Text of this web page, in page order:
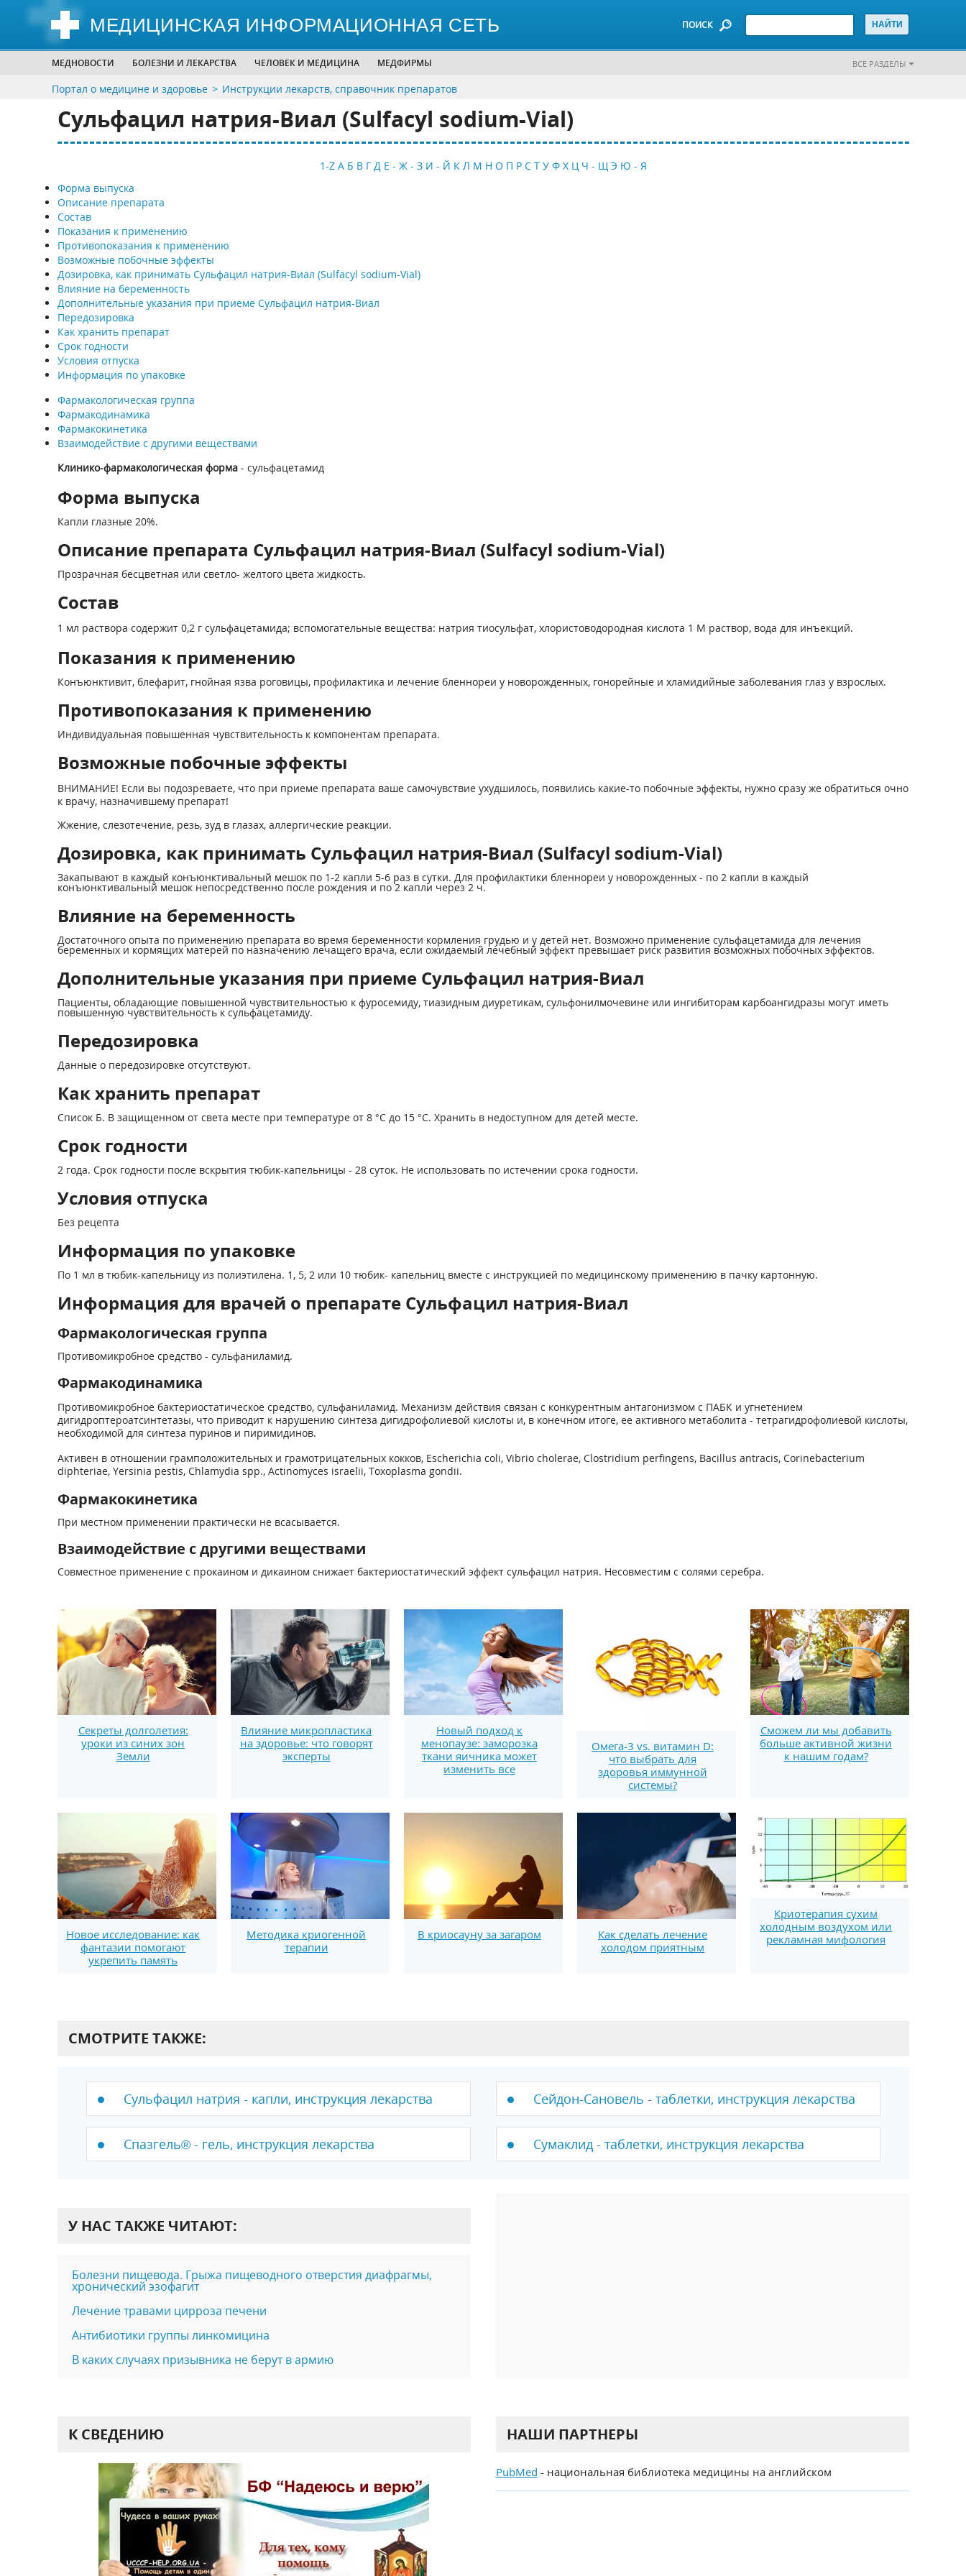
МЕДИЦИНСКАЯ ИНФОРМАЦИОННАЯ СЕТЬ ПОИСК
МЕДНОВОСТИ БОЛЕЗНИ И ЛЕКАРСТВА ЧЕЛОВЕК И МЕДИЦИНА МЕДФИРМЫ ВСЕ РАЗДЕЛЫ
Портал о медицине и здоровье Инструкции лекарств, справочник препаратов
Сульфацил натрия-Виал (Sulfacyl sodium-Vial)
1-Z А Б В Г Д Е - Ж - З И - Й К Л М Н О П Р С Т У Ф Х Ц Ч - Щ Э Ю - Я
Форма выпуска
Описание препарата
Состав
Показания к применению
Противопоказания к применению
Возможные побочные эффекты
Дозировка, как принимать Сульфацил натрия-Виал (Sulfacyl sodium-Vial)
Влияние на беременность
Дополнительные указания при приеме Сульфацил натрия-Виал
Передозировка
Как хранить препарат
Срок годности
Условия отпуска
Информация по упаковке
Фармакологическая группа
Фармакодинамика
Фармакокинетика
Взаимодействие с другими веществами
Клинико-фармакологическая форма- сульфацетамид
Форма выпуска
Капли глазные 20%.
Описание препарата Сульфацил натрия-Виал (Sulfacyl sodium-Vial)
Прозрачная бесцветная или светло- желтого цвета жидкость.
Состав
1 мл раствора содержит 0,2 г сульфацетамида; вспомогательные вещества: натрия тиосульфат, хлористоводородная кислота 1 М раствор, вода для инъекций.
Показания к применению
Конъюнктивит, блефарит, гнойная язва роговицы, профилактика и лечение бленнореи у новорожденных, гонорейные и хламидийные заболевания глаз у взрослых.
Противопоказания к применению
Индивидуальная повышенная чувствительность к компонентам препарата.
Возможные побочные эффекты
ВНИМАНИЕ! Если вы подозреваете, что при приеме препарата ваше самочувствие ухудшилось, появились какие-то побочные эффекты, нужно сразу же обратиться очно
к врачу, назначившему препарат!
Жжение, слезотечение, резь, зуд в глазах, аллергические реакции.
Дозировка, как принимать Сульфацил натрия-Виал (Sulfacyl sodium-Vial)
Закапывают в каждый конъюнктивальный мешок по 1-2 капли 5-6 раз в сутки. Для профилактики бленнореи у новорожденных - по 2 капли в каждый
конъюнктивальный мешок непосредственно после рождения и по 2 капли через 2 ч.
Влияние на беременность
Достаточного опыта по применению препарата во время беременности кормления грудью и у детей нет. Возможно применение сульфацетамида для лечения
беременных и кормящих матерей по назначению лечащего врача, если ожидаемый лечебный эффект превышает риск развития возможных побочных эффектов.
Дополнительные указания при приеме Сульфацил натрия-Виал
Пациенты, обладающие повышенной чувствительностью к фуросемиду, тиазидным диуретикам, сульфонилмочевине или ингибиторам карбоангидразы могут иметь
повышенную чувствительность к сульфацетамиду.
Передозировка
Данные о передозировке отсутствуют.
Как хранить препарат
Список Б. В защищенном от света месте при температуре от 8 °С до 15 °С. Хранить в недоступном для детей месте.
Срок годности
2 года. Срок годности после вскрытия тюбик-капельницы - 28 суток. Не использовать по истечении срока годности.
Условия отпуска
Без рецепта
Информация по упаковке
По 1 мл в тюбик-капельницу из полиэтилена. 1, 5, 2 или 10 тюбик- капельниц вместе с инструкцией по медицинскому применению в пачку картонную.
Информация для врачей о препарате Сульфацил натрия-Виал
Фармакологическая группа
Противомикробное средство - сульфаниламид.
Фармакодинамика
Противомикробное бактериостатическое средство, сульфаниламид. Механизм действия связан с конкурентным антагонизмом с ПАБК и угнетением
дигидроптероатсинтетазы, что приводит к нарушению синтеза дигидрофолиевой кислоты и, в конечном итоге, ее активного метаболита - тетрагидрофолиевой кислоты,
необходимой для синтеза пуринов и пиримидинов.
Активен в отношении грамположительных и грамотрицательных кокков, Escherichia coli, Vibrio cholerae, Clostridium perfingens, Bacillus antracis, Corinebacterium
diphteriae, Yersinia pestis, Chlamydia spp., Actinomyces israelii, Toxoplasma gondii.
Фармакокинетика
При местном применении практически не всасывается.
Взаимодействие с другими веществами
Совместное применение с прокаином и дикаином снижает бактериостатический эффект сульфацил натрия. Несовместим с солями серебра.
Секреты долголетия:
уроки из синих зон
Земли
Влияние микропластика
на здоровье: что говорят
эксперты
Новый подход к
менопаузе: заморозка
ткани яичника может
изменить все
Омега-3 vs. витамин D:
что выбрать для
здоровья иммунной
системы?
Сможем ли мы добавить
больше активной жизни
к нашим годам?
Новое исследование: как
фантазии помогают
укрепить память
Методика криогенной
терапии
В криосауну за загаром
Как сделать лечение
холодом приятным
Криотерапия сухим
холодным воздухом или
рекламная мифология
СМОТРИТЕ ТАКЖЕ:
Сульфацил натрия - капли, инструкция лекарства Сейдон-Сановель - таблетки, инструкция лекарства
Спазгель® - гель, инструкция лекарства Сумаклид - таблетки, инструкция лекарства
У НАС ТАКЖЕ ЧИТАЮТ:
Болезни пищевода. Грыжа пищеводного отверстия диафрагмы,
хронический эзофагит
Лечение травами цирроза печени
Антибиотики группы линкомицина
В каких случаях призывника не берут в армию
К СВЕДЕНИЮ НАШИ ПАРТНЕРЫ
PubMed - национальная библиотека медицины на английском